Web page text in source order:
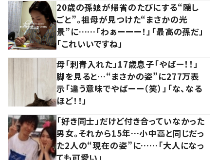
20歳の孫娘が帰省のたびにする“隠し
ごと”。祖母が見つけた“まさかの光
景”に……「わぁーーー！」「最高の孫だ」
「これいいですね」
母「刺青入れた」17歳息子「やばー！！」
脚を見ると…“まさかの姿”に277万表
示「違う意味でやばーー（笑）」「な、なる
ほど！！」
「好き同士」だけど付き合っていなかった
男女。それから15年…小中高と同じだっ
た2人の“現在の姿”に……「大人になっ
ても可愛い」